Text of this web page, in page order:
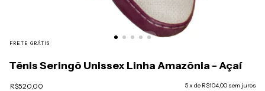
FRETE GRÁTIS
Tênis Seringô Unissex Linha Amazônia - Açaí
R$520,00 5x de R$104,00 sem juros